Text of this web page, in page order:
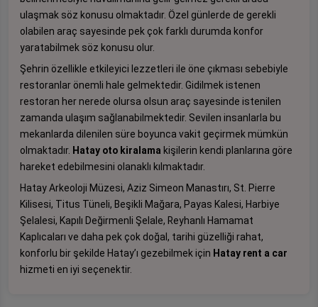
ulaşmak söz konusu olmaktadır. Özel günlerde de gerekli
olabilen araç sayesinde pek çok farklı durumda konfor
yaratabilmek söz konusu olur.
Şehrin özellikle etkileyici lezzetleri ile öne çıkması sebebiyle
restoranlar önemli hale gelmektedir. Gidilmek istenen
restoran her nerede olursa olsun araç sayesinde istenilen
zamanda ulaşım sağlanabilmektedir. Sevilen insanlarla bu
mekanlarda dilenilen süre boyunca vakit geçirmek mümkün
olmaktadır. Hatay oto kiralama kişilerin kendi planlarına göre
hareket edebilmesini olanaklı kılmaktadır.
Hatay Arkeoloji Müzesi, Aziz Simeon Manastırı, St. Pierre
Kilisesi, Titus Tüneli, Beşikli Mağara, Payas Kalesi, Harbiye
Şelalesi, Kapılı Değirmenli Şelale, Reyhanlı Hamamat
Kaplıcaları ve daha pek çok doğal, tarihi güzelliği rahat,
konforlu bir şekilde Hatay’ı gezebilmek için Hatay rent a car
hizmeti en iyi seçenektir.